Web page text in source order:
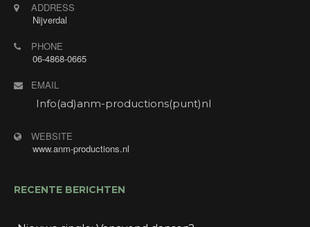
ADDRESS
Nijverdal
PHONE
06-4868-0665
EMAIL
Info(ad)anm-productions(punt)nl
WEBSITE
www.anm-productions.nl
RECENTE BERICHTEN